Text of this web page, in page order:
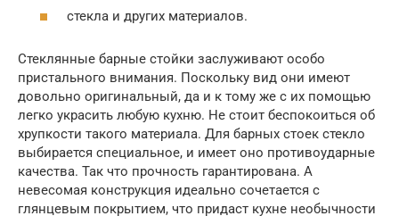
стекла и других материалов.
Стеклянные барные стойки заслуживают особо
пристального внимания. Поскольку вид они имеют
довольно оригинальный, да и к тому же с их помощью
легко украсить любую кухню. Не стоит беспокоиться об
хрупкости такого материала. Для барных стоек стекло
выбирается специальное, и имеет оно противоударные
качества. Так что прочность гарантирована. А
невесомая конструкция идеально сочетается с
глянцевым покрытием, что придаст кухне необычности